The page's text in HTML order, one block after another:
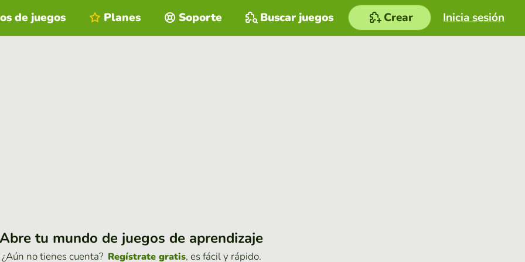
Inicia sesión
de juegos Planes Soporte Buscar juegos Crear
Abre tu mundo de juegos de aprendizaje
¿Aún no tienes cuenta? Regístrate gratis, es fácil y rápido.